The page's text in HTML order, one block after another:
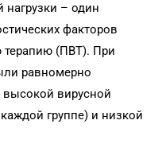
нагрузки – один
факторов
терапию (ПВТ). При
равномерно
высокой вирусной
группе) и низкой